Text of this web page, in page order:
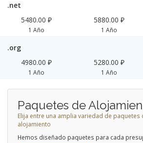
.net
5480.00 ₽
1 Año
5880.00 ₽
1 Año
.org
4980.00 ₽
1 Año
5280.00 ₽
1 Año
Paquetes de
Elija entre una amplia variedad de paquetes
alojamiento
Hemos diseñado paquetes para cada